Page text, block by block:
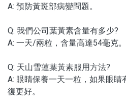
A: 預防黃斑部病變問題。
Q: 我們公司葉黃素含量有多少?
A: 一天/兩粒，含量高達54毫克。
Q: 天山雪蓮葉黃素服用方法?
A: 眼睛保養一天一粒，如果眼
復更好。